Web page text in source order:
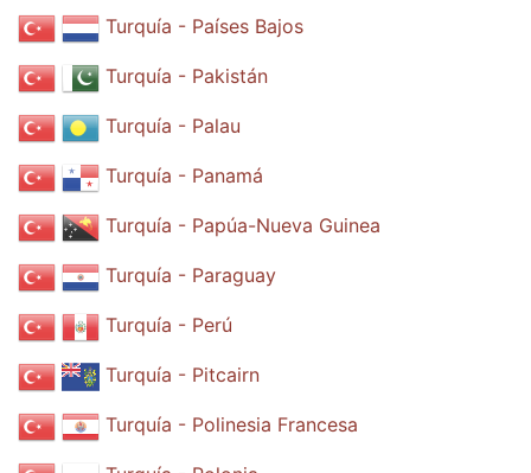
Turquía - Países Bajos
Turquía - Pakistán
Turquía - Palau
Turquía - Panamá
Turquía - Papúa-Nueva Guinea
Turquía - Paraguay
Turquía - Perú
Turquía - Pitcairn
Turquía - Polinesia Francesa